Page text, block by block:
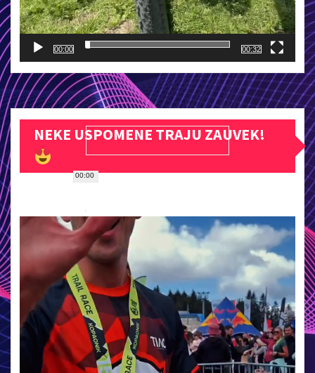
00:00
00:00
00:32
NEKE USPOMENE TRAJU ZAUVEK!
видео
записа